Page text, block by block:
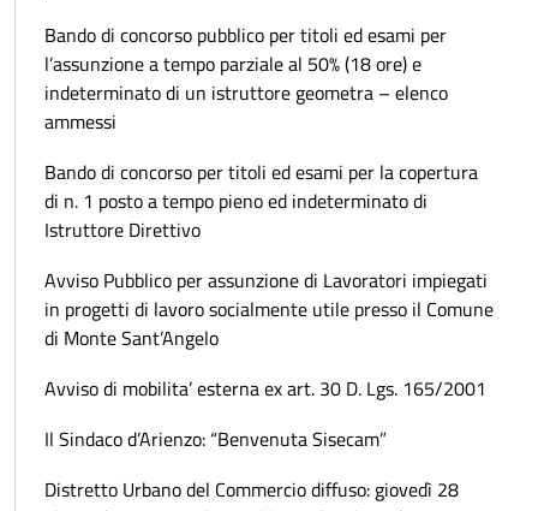
Bando di concorso pubblico per titoli ed esami per
l’assunzione a tempo parziale al 50% (18 ore) e
indeterminato di un istruttore geometra – elenco
ammessi
Bando di concorso per titoli ed esami per la copertura
di n. 1 posto a tempo pieno ed indeterminato di
Istruttore Direttivo
Avviso Pubblico per assunzione di Lavoratori impiegati
in progetti di lavoro socialmente utile presso il Comune
di Monte Sant’Angelo
Avviso di mobilita’ esterna ex art. 30 D. Lgs. 165/2001
Il Sindaco d’Arienzo: “Benvenuta Sisecam”
Distretto Urbano del Commercio diffuso: giovedì 28